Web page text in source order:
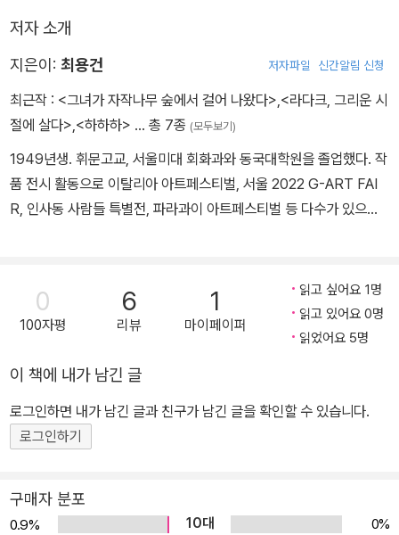
살아가면서 건강한 영혼(사람)들과 함께 보낼수 있는 시간이 많아야
할 텐데
그렇질 아니하고 홀로 억측으로 지어낸 귀신들과 교감을 하다 보니
그러한 설화가 만들어 지는 것 같다.
인간에게 삶의 터전도 자양분을 제공해주는 고마운 자연도 그 기운이
과도하면 때로는 마군으로 탈바꿈하여 사람들을 두려움 속으로 몰아
넣는다.
번뇌란 삶에 대한 고도의 통찰과 수행으로 극복 가능한 것이나 자연
으로부터의 두려움은 초월적인 존재를 불러들이지 않을 수 없다.
따라서 대자연은 사람들로 하여금 자연스레 신앙인이 되도록 한다.
마르카 계곡. 나로서는 처음으로 경험해보는 대자연이었고 두려움이
그리고 뒤늦게 체험해본 원시 신앙이었다.-105쪽
저자 소개
지은이: 최용건 저자파일 신간알림 신청
최근작 : <그녀가 자작나무 숲에서 걸어 나왔다>,<라다크, 그리운 시
절에 살다>,<하하하> … 총 7종 (모두보기)
1949년생. 휘문고교, 서울미대 회화과와 동국대학원을 졸업했다. 작
품 전시 활동으로 이탈리아 아트페스티벌, 서울 2022 G-ART FAI
R, 인사동 사람들 특별전, 파라과이 아트페스티벌 등 다수가 있으며,
걸어 나왔다』는 누구나 생애 한 번쯤 앓았거나 앓게 될 수도 있는 첫
사랑의 트라우마에 대한 기록이다. 창작 활동에 전념하기 위해 서울
과 춘천을 떠나 인제 읍내로 이주한 지도 이제 30년이 다 되어 간다.
서 10년째 생활하고 있다.
0
100자평
6
리뷰
1
마이페이퍼
읽고 싶어요 1명
읽고 있어요 0명
읽었어요 5명
이 책에 내가 남긴 글
로그인하면 내가 남긴 글과 친구가 남긴 글을 확인할 수 있습니다.
로그인하기
구매자 분포
0.9% 10대
0%